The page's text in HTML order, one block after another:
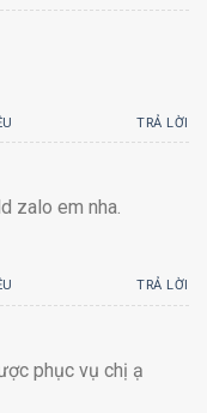
TRẢ LỜI
zalo em nha.
TRẢ LỜI
phục vụ chị ạ